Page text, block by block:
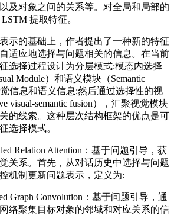
及对象之间的关系等。对全局和局部的
提取特征。
的基础上，作者提出了一种新的特征
适应地选择与问题相关的信息。在当前
选择过程设计为分层模式:模态内选择
Module）和语义模块（Semantic
信息和语义信息;然后通过选择性的视
visual-semantic fusion），汇聚视觉模块
的线索。这种层次结构框架的优点是可
选择模式。
Relation Attention：基于问题引导，获
关系。首先，从对话历史中选择与问题
机制更新问题表示，定义为:
Graph Convolution：基于问题引导，通
络聚集目标对象的邻域和对应关系的信